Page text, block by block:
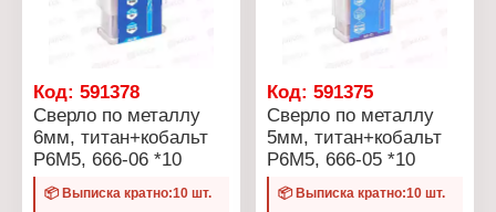
Код: 591378
Сверло по металлу
6мм, титан+кобальт
Р6М5, 666-06 *10
📦 Выписка кратно:10 шт.
Код:591375
Сверло по металлу
5мм, титан+кобальт
Р6М5, 666-05 *10
📦 Выписка кратно:10 шт.